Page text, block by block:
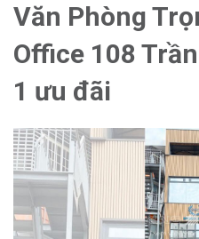
Văn Phòng
Office 108
1 ưu đãi